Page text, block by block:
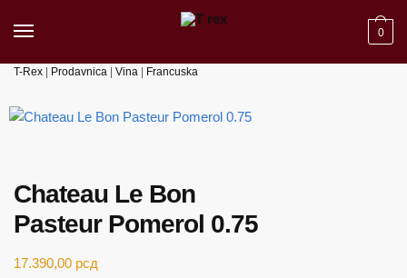
0
T-Rex Prodavnica Vina Francuska
Chateau Le Bon
Pasteur Pomerol 0.75
17.390,00 рсд